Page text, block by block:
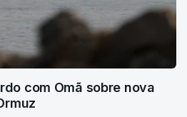
com Omã sobre nova